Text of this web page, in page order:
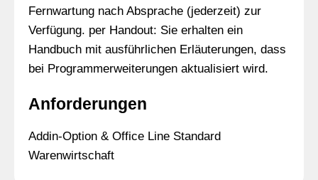
Fernwartung nach Absprache (jederzeit) zur
Verfügung. per Handout: Sie erhalten ein
Handbuch mit ausführlichen Erläuterungen, dass
bei Programmerweiterungen aktualisiert wird.
Anforderungen
Addin-Option & Office Line Standard
Warenwirtschaft